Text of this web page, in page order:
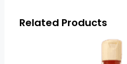
Related Products